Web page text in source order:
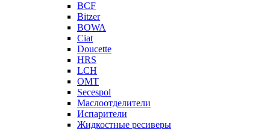
BCF
Bitzer
BOWA
Ciat
Doucette
HRS
LCH
OMT
Secespol
Маслоотделители
Испарители
Жидкостные ресиверы